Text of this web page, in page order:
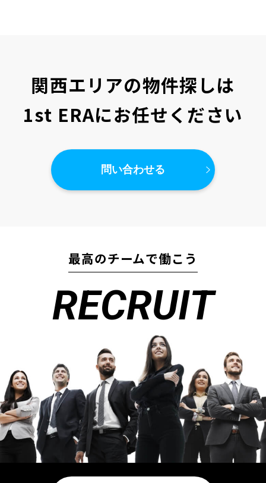
関西エリアの物件探しは
1st ERAにお任せください
問い合わせる
最高のチームで働こう
RECRUIT